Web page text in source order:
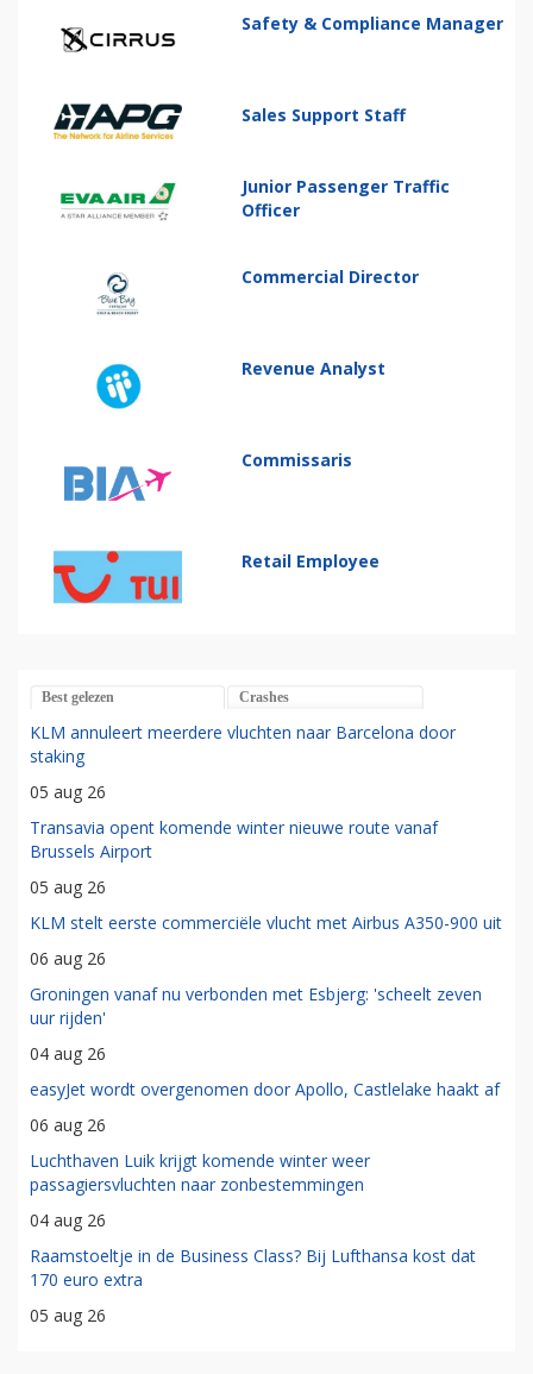
Safety & Compliance Manager
Sales Support Staff
Junior Passenger Traffic
Officer
Commercial Director
Revenue Analyst
Commissaris
Retail Employee
Best gelezen Crashes
KLM annuleert meerdere vluchten naar Barcelona door
staking
05 aug 26
Transavia opent komende winter nieuwe route vanaf
Brussels Airport
05 aug 26
KLM stelt eerste commerciële vlucht met Airbus A350-900 uit
06 aug 26
Groningen vanaf nu verbonden met Esbjerg: 'scheelt zeven
uur rijden'
04 aug 26
easyJet wordt overgenomen door Apollo, Castlelake haakt af
06 aug 26
Luchthaven Luik krijgt komende winter weer
passagiersvluchten naar zonbestemmingen
04 aug 26
Raamstoeltje in de Business Class? Bij Lufthansa kost dat
170 euro extra
05 aug 26